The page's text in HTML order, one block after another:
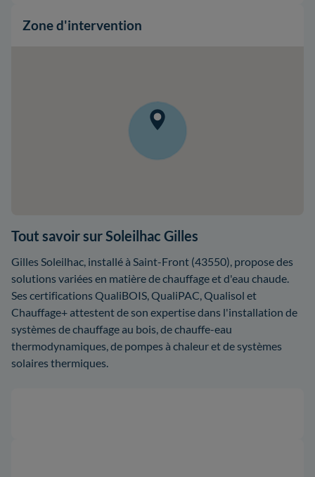
Zone d'intervention
Tout savoir sur Soleilhac Gilles
Gilles Soleilhac, installé à Saint-Front (43550), propose des
solutions variées en matière de chauffage et d'eau chaude.
Ses certifications QualiBOIS, QualiPAC, Qualisol et
Chauffage+ attestent de son expertise dans l'installation de
systèmes de chauffage au bois, de chauffe-eau
thermodynamiques, de pompes à chaleur et de systèmes
solaires thermiques.